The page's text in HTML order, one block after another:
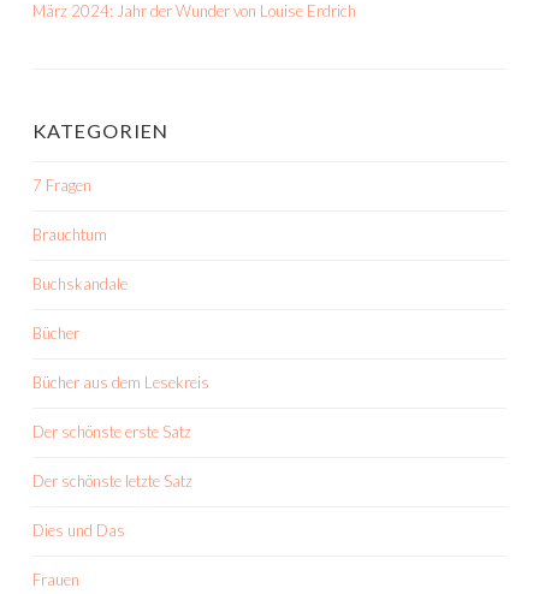
März 2024: Jahr der Wunder von Louise Erdrich
KATEGORIEN
7 Fragen
Brauchtum
Buchskandale
Bücher
Bücher aus dem Lesekreis
Der schönste erste Satz
Der schönste letzte Satz
Dies und Das
Frauen